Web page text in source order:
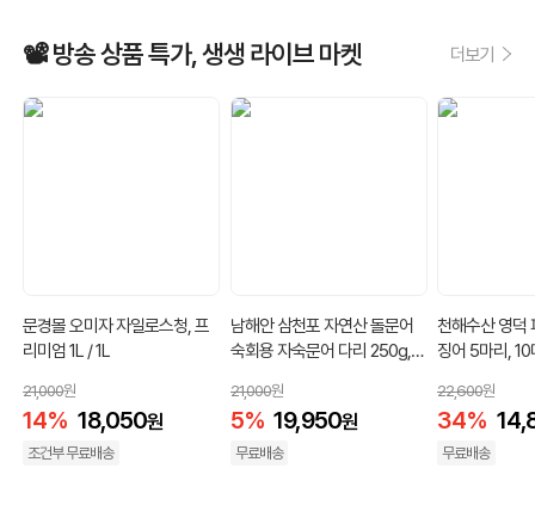
📽️ 방송 상품 특가, 생생 라이브 마켓 더보기
문경몰 오미자 자일로스청, 프
리미엄 1L / 1L
21,000원
14% 18,050원
조건부 무료배송
남해안 삼천포 자연산 돌문어
숙회용 자숙문어 다리 250g,
어다리250g 1팩
21,000원
5% 19,950원
무료배송
천해수산 영덕
징어 5마리,
22,600원
34%
무료배송